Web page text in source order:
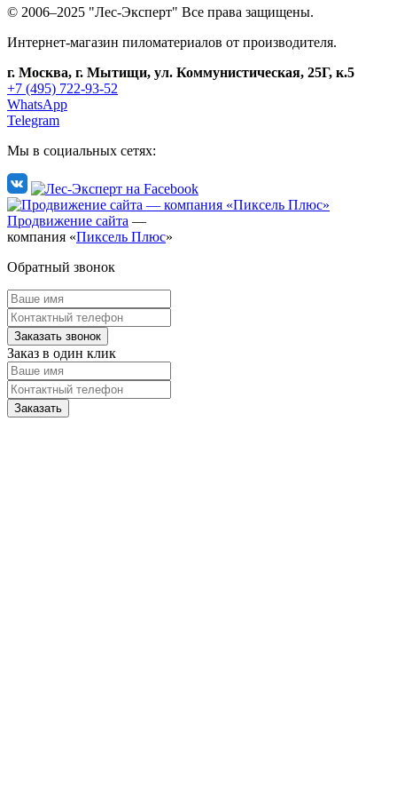
© 2006–2025 "Лес-Эксперт" Все права защищены.
Интернет-магазин пиломатериалов от производителя.
г. Москва, г. Мытищи, ул. Коммунистическая, 25Г, к.5
+7 (495) 722-93-52
WhatsApp
Telegram
Мы в социальных сетях:
Продвижение сайта —
компания «Пиксель Плюс»
Обратный звонок
Заказ в один клик